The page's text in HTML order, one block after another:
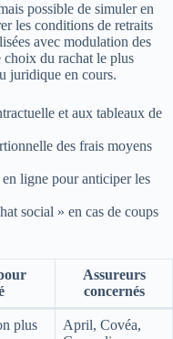
possible de simuler en
les conditions de retraits
avec modulation des
du rachat le plus
juridique en cours.
et aux tableaux de
des frais moyens
ligne pour anticiper les
social » en cas de coups
Assureurs
concernés
plus
April, Covéa,